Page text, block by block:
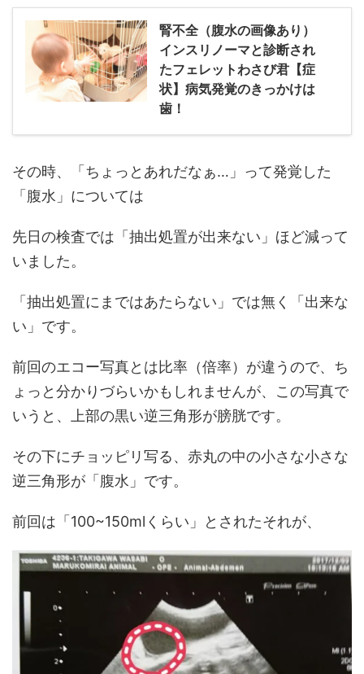
腎不全（腹水の画像あり）
インスリノーマと診断され
たフェレットわさび君【症
状】病気発覚のきっかけは
歯！
その時、「ちょっとあれだなぁ…」って発覚した
「腹水」については
先日の検査では「抽出処置が出来ない」ほど減って
いました。
「抽出処置にまではあたらない」では無く「出来な
い」です。
前回のエコー写真とは比率（倍率）が違うので、ち
ょっと分かりづらいかもしれませんが、この写真で
いうと、上部の黒い逆三角形が膀胱です。
その下にチョッピリ写る、赤丸の中の小さな小さな
逆三角形が「腹水」です。
前回は「100~150mlくらい」とされたそれが、